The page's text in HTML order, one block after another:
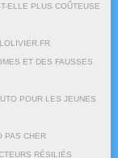
ELLE PLUS COÛTEUSE
ET DES FAUSSES
POUR LES JEUNES
PAS CHER
RÉSILIÉS